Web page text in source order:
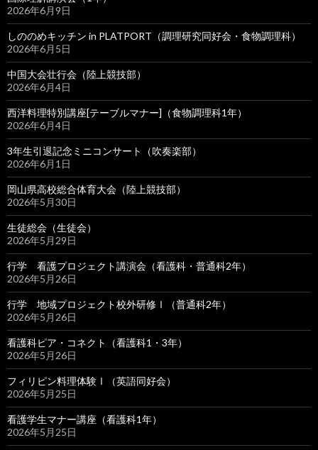
2026年6月9日
しののめキッチン in PLATPORT（調理研究同好会・食物調理科）
2026年6月5日
中国大会壮行会（陸上競技部）
2026年6月4日
西洋料理特別講座[テーブルマナー]（食物調理科1年）
2026年6月4日
3年生引退記念ミニコンサート（吹奏楽部）
2026年6月1日
岡山県高校総合体育大会（陸上競技部）
2026年5月30日
生徒総会（生徒会）
2026年5月29日
行学 看護プロジェクト講演会（看護科・普通科2年）
2026年5月26日
行学 地域プロジェクト校外研修Ⅰ（普通科2年）
2026年5月26日
看護科ピア・コネクト（看護科1・3年）
2026年5月26日
フィリピン料理体験Ⅰ（英語同好会）
2026年5月25日
看護学生マナー講座（看護科1年）
2026年5月25日